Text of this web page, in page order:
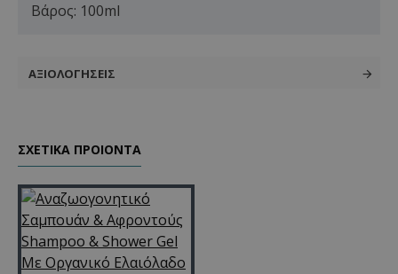
Βάρος: 100ml
ΑΞΙΟΛΟΓΉΣΕΙΣ
ΣΧΕΤΙΚΑ ΠΡΟΙΟΝΤΑ